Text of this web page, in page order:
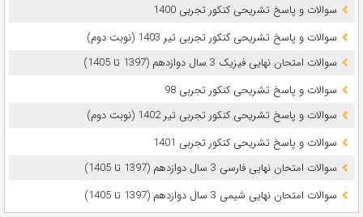
سوالات و پاسخ تشریحی کنکور تجربی 1400
سوالات و پاسخ تشریحی کنکور تجربی تیر 1403 (نوبت دوم)
سوالات امتحان نهایی فیزیک 3 سال دوازدهم (1397 تا 1405)
سوالات و پاسخ تشریحی کنکور تجربی 98
سوالات و پاسخ تشریحی کنکور تجربی تیر 1402 (نوبت دوم)
سوالات و پاسخ تشریحی کنکور تجربی 1401
سوالات امتحان نهایی فارسی 3 سال دوازدهم (1397 تا 1405)
سوالات امتحان نهایی شیمی 3 سال دوازدهم (1397 تا 1405)